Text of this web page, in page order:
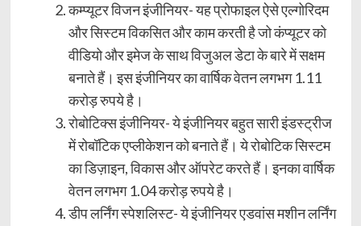
कम्प्यूटर विजन इंजीनियर- यह प्रोफाइल ऐसे एल्गोरिदम
और सिस्टम विकसित और काम करती है जो कंप्यूटर को
वीडियो और इमेज के साथ विजुअल डेटा के बारे में सक्षम
बनाते हैं। इस इंजीनियर का वार्षिक वेतन लगभग 1.11
करोड़ रुपये है।
रोबोटिक्स इंजीनियर- ये इंजीनियर बहुत सारी इंडस्ट्रीज
में रोबॉटिक एप्लीकेशन को बनाते हैं। ये रोबोटिक सिस्टम
का डिज़ाइन, विकास और ऑपरेट करते हैं। इनका वार्षिक
वेतन लगभग 1.04 करोड़ रुपये है।
डीप लर्निंग स्पेशलिस्ट- ये इंजीनियर एडवांस मशीन लर्निंग